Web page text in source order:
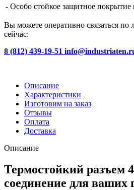
- Особо стойкое защитное покрытие
Вы можете оперативно связаться
сейчас:
8 (812) 439-19-51
Описание
Характеристики
Изготовим на заказ
Отзывы
Оплата
Доставка
Описание
Термостойкий разъем
соединение для ваших